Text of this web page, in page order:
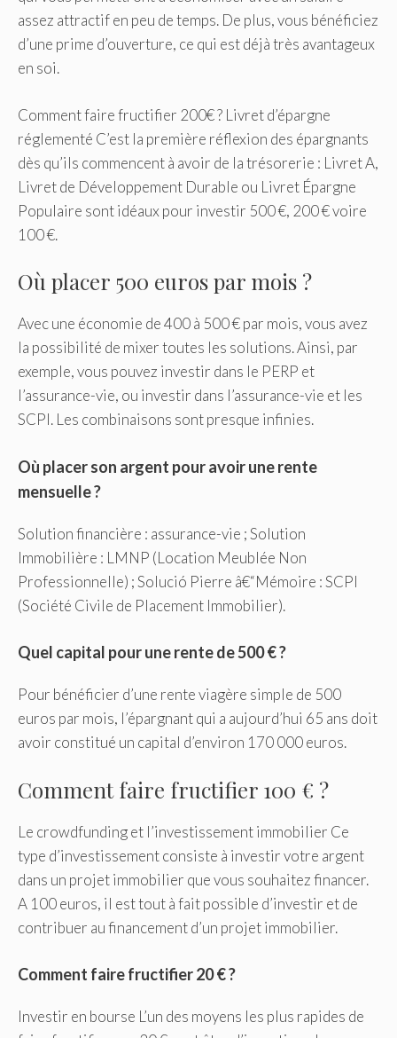
assez attractif en peu de temps. De plus, vous bénéficiez
d’une prime d’ouverture, ce qui est déjà très avantageux
en soi.
Comment faire fructifier 200€ ? Livret d’épargne
réglementé C’est la première réflexion des épargnants
dès qu’ils commencent à avoir de la trésorerie : Livret A,
Livret de Développement Durable ou Livret Épargne
Populaire sont idéaux pour investir 500 €, 200 € voire
100 €.
Où placer 500 euros par mois ?
Avec une économie de 400 à 500 € par mois, vous avez
la possibilité de mixer toutes les solutions. Ainsi, par
exemple, vous pouvez investir dans le PERP et
l’assurance-vie, ou investir dans l’assurance-vie et les
SCPI. Les combinaisons sont presque infinies.
Où placer son argent pour avoir une rente
mensuelle ?
Solution financière : assurance-vie ; Solution
Immobilière : LMNP (Location Meublée Non
Professionnelle) ; Solució Pierre â€“Mémoire : SCPI
(Société Civile de Placement Immobilier).
Quel capital pour une rente de 500 € ?
Pour bénéficier d’une rente viagère simple de 500
euros par mois, l’épargnant qui a aujourd’hui 65 ans doit
avoir constitué un capital d’environ 170 000 euros.
Comment faire fructifier 100 € ?
Le crowdfunding et l’investissement immobilier Ce
type d’investissement consiste à investir votre argent
dans un projet immobilier que vous souhaitez financer.
A 100 euros, il est tout à fait possible d’investir et de
contribuer au financement d’un projet immobilier.
Comment faire fructifier 20 € ?
Investir en bourse L’un des moyens les plus rapides de